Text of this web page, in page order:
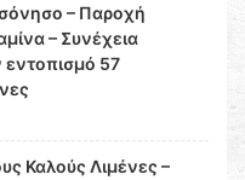
– Παροχή
– Συνέχεια
57
Καλούς Λιμένες –